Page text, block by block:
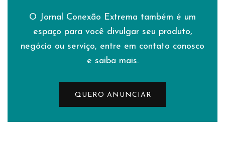
O Jornal Conexão Extrema também é um
espaço para você divulgar seu produto,
negócio ou serviço, entre em contato conosco
e saiba mais.
QUERO ANUNCIAR